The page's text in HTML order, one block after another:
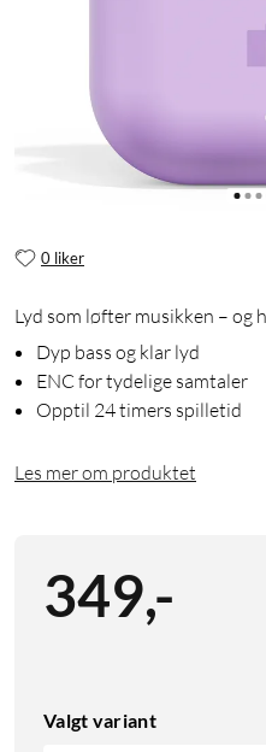
0 liker
Lyd som løfter musikken – og
Dyp bass og klar lyd
ENC for tydelige samtaler
Opptil 24 timers spilletid
Les mer om produktet
349,-
Valgt variant